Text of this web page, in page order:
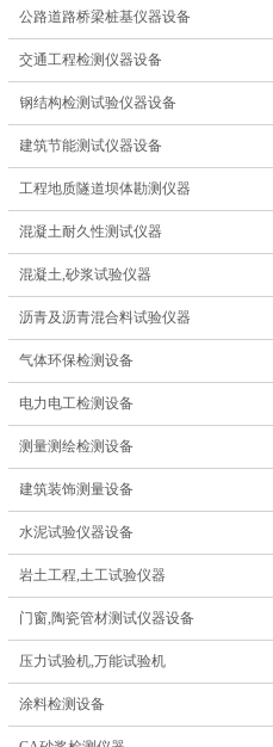
公路道路桥梁桩基仪器设备
交通工程检测仪器设备
钢结构检测试验仪器设备
建筑节能测试仪器设备
工程地质隧道坝体勘测仪器
混凝土耐久性测试仪器
混凝土,砂浆试验仪器
沥青及沥青混合料试验仪器
气体环保检测设备
电力电工检测设备
测量测绘检测设备
建筑装饰测量设备
水泥试验仪器设备
岩土工程,土工试验仪器
门窗,陶瓷管材测试仪器设备
压力试验机,万能试验机
涂料检测设备